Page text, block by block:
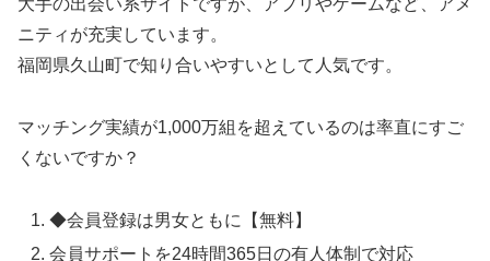
大手の出会い系サイトですが、アプリやゲームなど、アメ
ニティが充実しています。
福岡県久山町で知り合いやすいとして人気です。
マッチング実績が1,000万組を超えているのは率直にすご
くないですか？
◆会員登録は男女ともに【無料】
会員サポートを24時間365日の有人体制で対応